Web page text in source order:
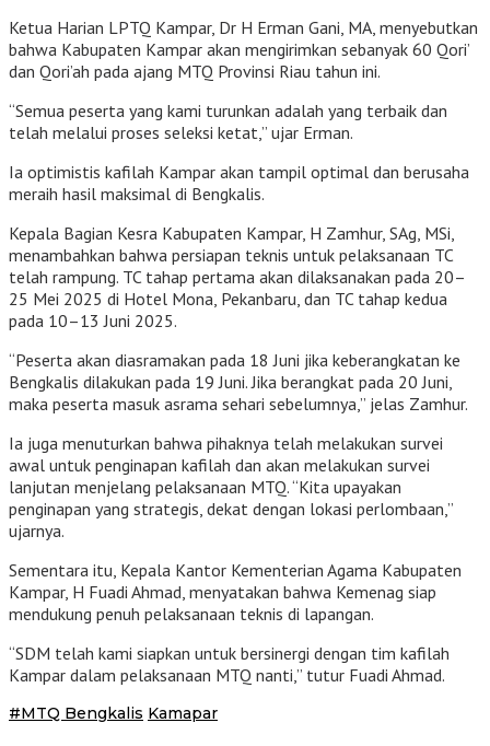
Ketua Harian LPTQ Kampar, Dr H Erman Gani, MA, menyebutkan
bahwa Kabupaten Kampar akan mengirimkan sebanyak 60 Qori’
dan Qori’ah pada ajang MTQ Provinsi Riau tahun ini.
“Semua peserta yang kami turunkan adalah yang terbaik dan
telah melalui proses seleksi ketat,” ujar Erman.
Ia optimistis kafilah Kampar akan tampil optimal dan berusaha
meraih hasil maksimal di Bengkalis.
Kepala Bagian Kesra Kabupaten Kampar, H Zamhur, SAg, MSi,
menambahkan bahwa persiapan teknis untuk pelaksanaan TC
telah rampung. TC tahap pertama akan dilaksanakan pada 20–
25 Mei 2025 di Hotel Mona, Pekanbaru, dan TC tahap kedua
pada 10–13 Juni 2025.
“Peserta akan diasramakan pada 18 Juni jika keberangkatan ke
Bengkalis dilakukan pada 19 Juni. Jika berangkat pada 20 Juni,
maka peserta masuk asrama sehari sebelumnya,” jelas Zamhur.
Ia juga menuturkan bahwa pihaknya telah melakukan survei
awal untuk penginapan kafilah dan akan melakukan survei
lanjutan menjelang pelaksanaan MTQ. “Kita upayakan
penginapan yang strategis, dekat dengan lokasi perlombaan,”
ujarnya.
Sementara itu, Kepala Kantor Kementerian Agama Kabupaten
Kampar, H Fuadi Ahmad, menyatakan bahwa Kemenag siap
mendukung penuh pelaksanaan teknis di lapangan.
“SDM telah kami siapkan untuk bersinergi dengan tim kafilah
Kampar dalam pelaksanaan MTQ nanti,” tutur Fuadi Ahmad.
#MTQ Bengkalis Kamapar